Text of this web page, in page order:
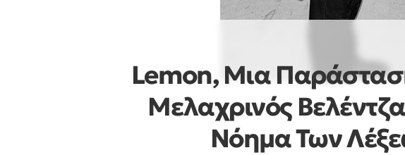
Lemon, Μια
Μελαχρινός
Νόημα Των